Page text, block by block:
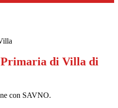
Primaria di Villa di
con SAVNO.